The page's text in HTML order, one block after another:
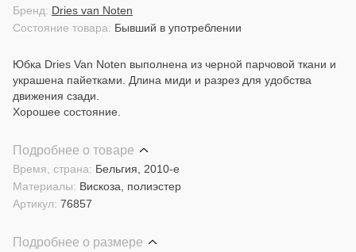
Состояние товара: Бывший в употреблении
Бренд: Dries van Noten
Юбка Dries Van Noten выполнена из черной парчовой ткани и
украшена пайетками. Длина миди и разрез для удобства
движения сзади.
Хорошее состояние.
Подробнее о товаре
Материалы: Вискоза, полиэстер
Время, страна: Бельгия, 2010-е
Артикул: 76857
Подробнее о размере